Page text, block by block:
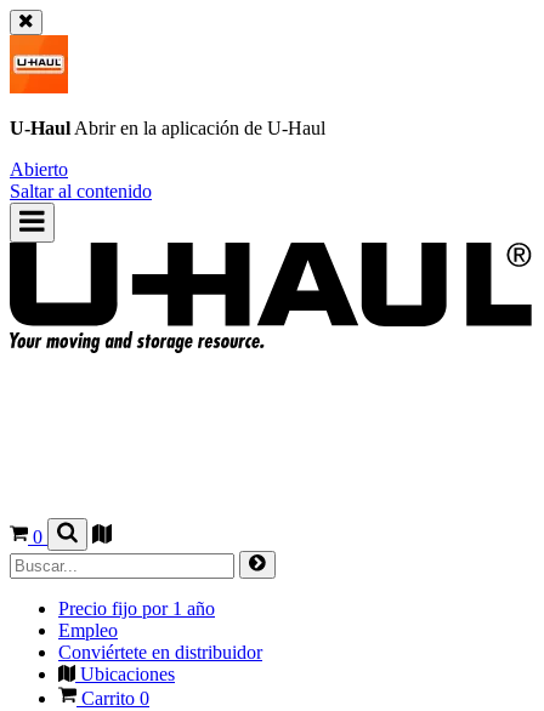
U-Haul Abrir en la aplicación de U-Haul
Abierto
Saltar al contenido
0
Precio fijo por 1 año
Empleo
Conviértete en distribuidor
Ubicaciones
Carrito 0